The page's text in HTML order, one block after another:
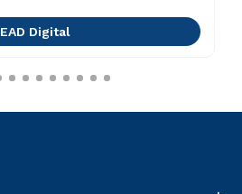
EAD Digital